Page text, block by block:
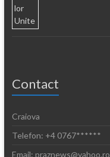
Contact
Craiova
Telefon: +4 0767******
Email: praznews@yahoo.ro